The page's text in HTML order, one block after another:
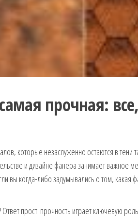
прочная:
которые незаслуженно остаются в тени
и дизайне фанера занимает важное
вы когда-либо задумывались о том, какая
прост: прочность играет ключевую